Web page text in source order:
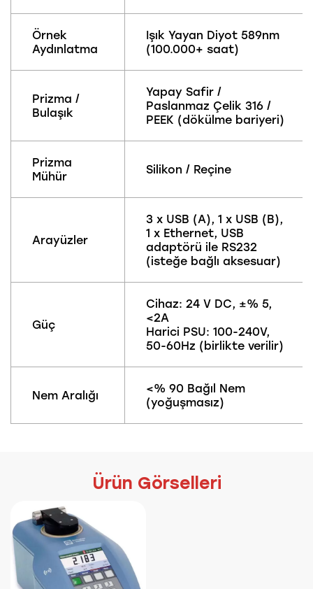
Örnek
Aydınlatma
Işık Yayan Diyot 589nm
(100.000+ saat)
Prizma /
Bulaşık
Yapay Safir /
Paslanmaz Çelik 316 /
PEEK (dökülme bariyeri)
Prizma
Mühür
Silikon / Reçine
Arayüzler
3 x USB (A), 1 x USB (B),
1 x Ethernet, USB
adaptörü ile RS232
(isteğe bağlı aksesuar)
Güç
Cihaz: 24 V DC, ±% 5,
<2A
Harici PSU: 100-240V,
50-60Hz (birlikte verilir)
Nem Aralığı
<% 90 Bağıl Nem
(yoğuşmasız)
Ürün Görselleri